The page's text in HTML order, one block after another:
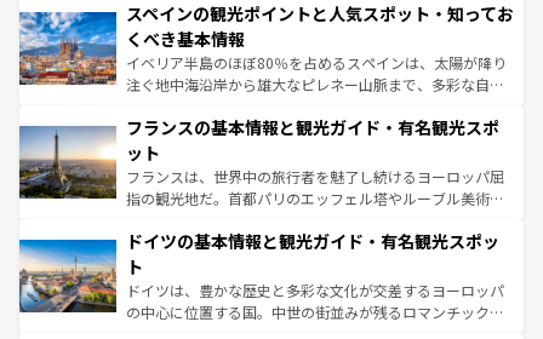
ろん、トスカーナの美しい田園風景やアマルフィ海岸の絶
景など、自然景観も見逃せない。観光の合間には、本場の
ピザやパスタなど、絶品のイタリア料理を堪能することも
できる。朝目覚めてから夜眠るまで、すべての瞬間を楽し
なお、新着のイタリア情報はコンテンツ一覧を参照してほ
しい。
スペインの観光ポイントと人気スポット・知ってお
くべき基本情報
イベリア半島のほぼ80％を占めるスペインは、太陽が降り
注ぐ地中海沿岸から雄大なピレネー山脈まで、多彩な自然
文化が根付くこの国では、情熱的なフラメンコ、熱気あふ
れる闘牛、そして美味しいタパスが生活の一部となってい
る。首都マドリードの洗練された雰囲気や、バルセロナの
アートに溢れた街角から、地方では古代ローマ遺跡や中世
せる。地方によって風土や気候が異なるスペインはその個
ンテンツ一覧 を参照してほしい。
フランスの基本情報と観光ガイド・有名観光スポ
ット
フランスは、世界中の旅行者を魅了し続けるヨーロッパ屈
指の観光地だ。首都パリのエッフェル塔やルーブル美術館
で、幅広い魅力が詰まっている。華麗な宮殿、歴史的な大
聖堂、美しいビーチ、そして豊かな自然が、訪れる者を心
から魅了する。また、フランスは美食の国としても知ら
れ、フランス料理はユネスコ無形文化遺産にも登録されて
ドイツの基本情報と観光ガイド・有名観光スポッ
ト
ドイツは、豊かな歴史と多彩な文化が交差するヨーロッパ
の中心に位置する国。中世の街並みが残るロマンチック街